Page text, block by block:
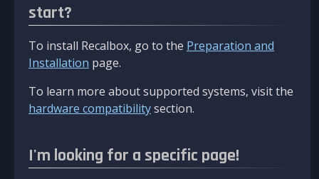
start?
To install Recalbox, go to the Preparation and
Installation page.
To learn more about supported systems, visit the
hardware compatibilitysection.
I'm looking for a specific page!